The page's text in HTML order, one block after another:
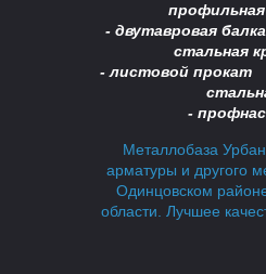
Б
- двутавровая
стальная
- листовой
-
Металлобаза
арматуры и другого
Одинцовском
области. Лучшее
Б